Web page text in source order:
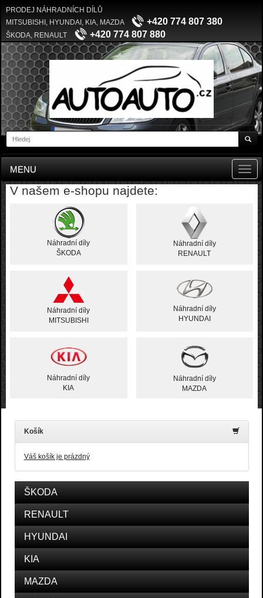
PRODEJ NÁHRADNÍCH DÍLŮ
MITSUBISHI, HYUNDAI, KIA, MAZDA
+420 774 807 380
ŠKODA, RENAULT +420 774 807 880
MENU
V našem e-shopu najdete:
Náhradní díly
ŠKODA
Náhradní díly
RENAULT
Náhradní díly
MITSUBISHI
Náhradní díly
HYUNDAI
Náhradní díly
KIA
Náhradní díly
MAZDA
Košík
Váš košík je prázdný
ŠKODA
RENAULT
HYUNDAI
KIA
MAZDA